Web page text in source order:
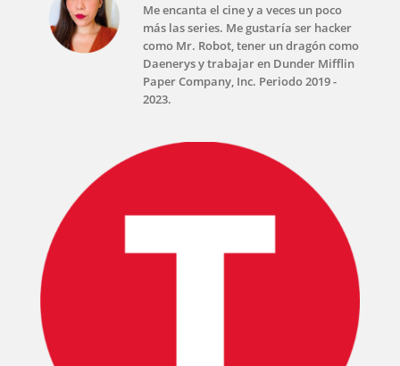
Me encanta el cine y a veces un poco
más las series. Me gustaría ser hacker
como Mr. Robot, tener un dragón como
Daenerys y trabajar en Dunder Mifflin
Paper Company, Inc. Periodo 2019 -
2023.